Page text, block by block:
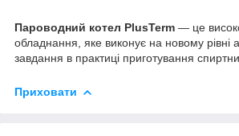
Пароводний котел PlusTerm — це
обладнання, яке виконує на новому рівні
завдання в практиці приготування
Приховати